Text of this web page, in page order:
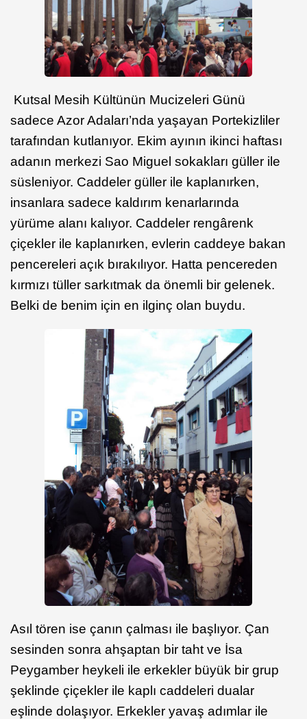
Kutsal Mesih Kültünün Mucizeleri Günü
sadece Azor Adaları’nda yaşayan Portekizliler
tarafından kutlanıyor. Ekim ayının ikinci haftası
adanın merkezi Sao Miguel sokakları güller ile
süsleniyor. Caddeler güller ile kaplanırken,
insanlara sadece kaldırım kenarlarında
yürüme alanı kalıyor. Caddeler rengârenk
çiçekler ile kaplanırken, evlerin caddeye bakan
pencereleri açık bırakılıyor. Hatta pencereden
kırmızı tüller sarkıtmak da önemli bir gelenek.
Belki de benim için en ilginç olan buydu.
Asıl tören ise çanın çalması ile başlıyor. Çan
sesinden sonra ahşaptan bir taht ve İsa
Peygamber heykeli ile erkekler büyük bir grup
şeklinde çiçekler ile kaplı caddeleri dualar
eşlinde dolaşıyor. Erkekler yavaş adımlar ile